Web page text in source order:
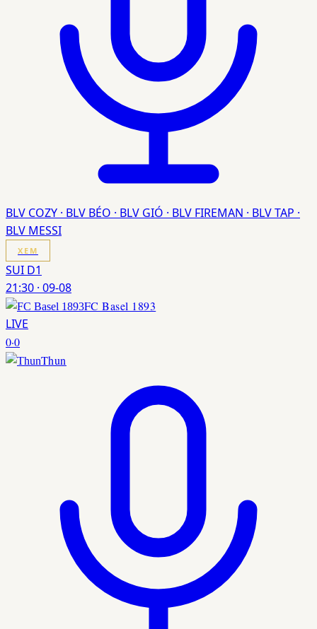
BLV COZY · BLV BÉO · BLV GIÓ · BLV FIREMAN · BLV TAP ·
BLV MESSI
XEM
SUI D1
21:30 · 09-08
FC Basel 1893
LIVE
0·0
Thun